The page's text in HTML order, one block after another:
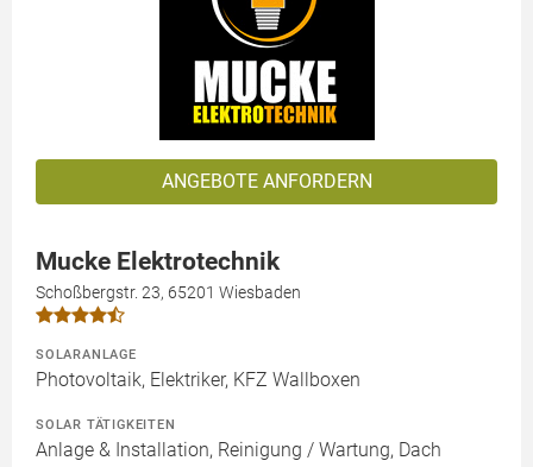
ANGEBOTE ANFORDERN
Mucke Elektrotechnik
Schoßbergstr. 23, 65201 Wiesbaden
SOLARANLAGE
Photovoltaik, Elektriker, KFZ Wallboxen
SOLAR TÄTIGKEITEN
Anlage & Installation, Reinigung / Wartung, Dach